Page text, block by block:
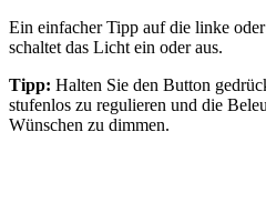
Ein einfacher Tipp auf die linke
schaltet das Licht ein oder aus.
Tipp: Halten Sie den Button
stufenlos zu regulieren und die
Wünschen zu dimmen.